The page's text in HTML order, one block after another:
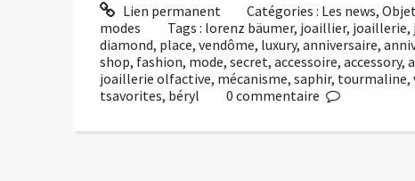
Lien permanent Catégories : Les news,
modes
Tags : lorenz bäumer, joaillier, joaillerie,
diamond, place, vendôme, luxury, anniversaire,
shop, fashion, mode, secret, accessoire, accessory,
joaillerie olfactive, mécanisme, saphir, tourmaline,
tsavorites, béryl 0 commentaire